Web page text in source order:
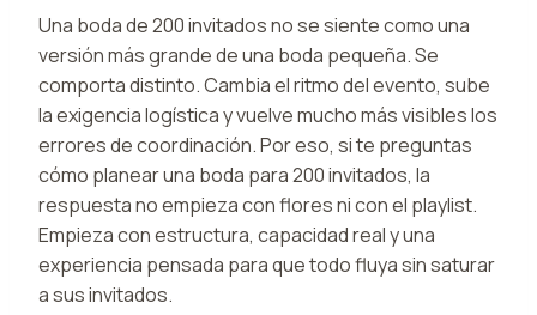
Una boda de 200 invitados no se siente como una
versión más grande de una boda pequeña. Se
comporta distinto. Cambia el ritmo del evento, sube
la exigencia logística y vuelve mucho más visibles los
errores de coordinación. Por eso, si te preguntas
cómo planear una boda para 200 invitados, la
respuesta no empieza con flores ni con el playlist.
Empieza con estructura, capacidad real y una
experiencia pensada para que todo fluya sin saturar
a sus invitados.